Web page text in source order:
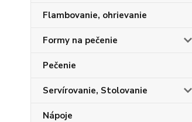
Flambovanie, ohrievanie
Formy na pečenie
Pečenie
Servírovanie, Stolovanie
Nápoje